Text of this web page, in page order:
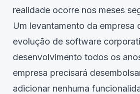
realidade ocorre nos meses
Um levantamento da
evolução de software
desenvolvimento todos os
empresa precisará
adicionar nenhuma